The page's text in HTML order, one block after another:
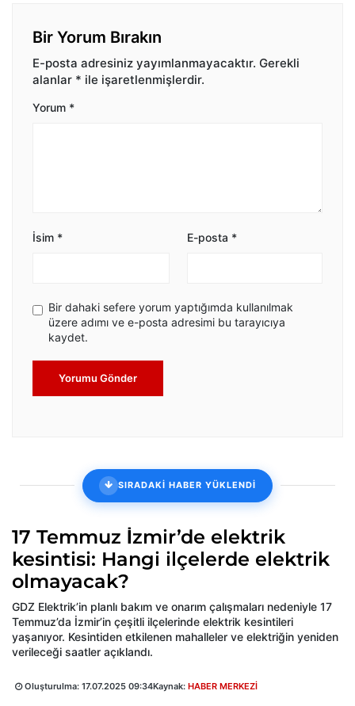
Bir Yorum Bırakın
E-posta adresiniz yayımlanmayacaktır. Gerekli
alanlar * ile işaretlenmişlerdir.
Yorum *
İsim * E-posta *
Bir dahaki sefere yorum yaptığımda kullanılmak
üzere adımı ve e-posta adresimi bu tarayıcıya
kaydet.
Yorumu Gönder
SIRADAKİ HABER YÜKLENDİ
17 Temmuz İzmir’de elektrik
kesintisi: Hangi ilçelerde elektrik
olmayacak?
GDZ Elektrik’in planlı bakım ve onarım çalışmaları nedeniyle 17
Temmuz’da İzmir’in çeşitli ilçelerinde elektrik kesintileri
yaşanıyor. Kesintiden etkilenen mahalleler ve elektriğin yeniden
verileceği saatler açıklandı.
Oluşturulma: 17.07.2025 09:34Kaynak: HABER MERKEZİ